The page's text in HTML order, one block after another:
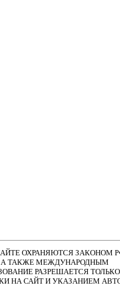
ОХРАНЯЮТСЯ ЗАКОНОМ
А ТАКЖЕ МЕЖДУНАРОДНЫМ
РАЗРЕШАЕТСЯ
НА САЙТ И УКАЗАНИЕМ